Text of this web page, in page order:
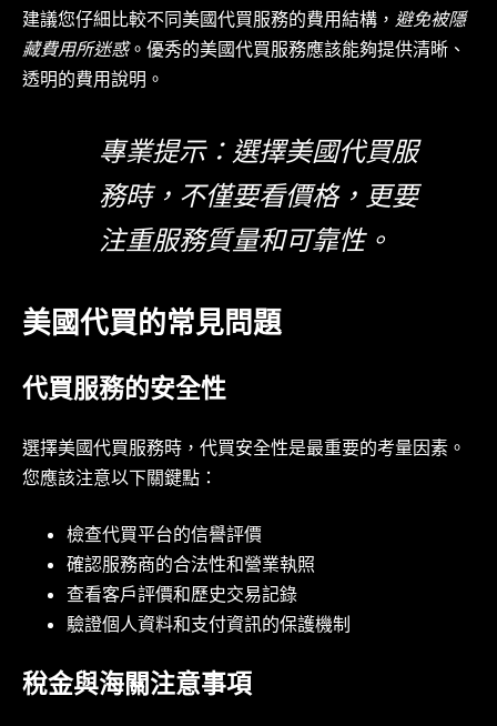
建議您仔細比較不同美國代買服務的費用結構， 避免被隱
藏費用所迷惑。優秀的美國代買服務應該能夠提供清晰、
透明的費用說明。
專業提示：選擇美國代買服
務時，不僅要看價格，更要
注重服務質量和可靠性。
美國代買的常見問題
代買服務的安全性
選擇美國代買服務時，代買安全性是最重要的考量因素。
您應該注意以下關鍵點：
檢查代買平台的信譽評價
確認服務商的合法性和營業執照
查看客戶評價和歷史交易記錄
驗證個人資料和支付資訊的保護機制
稅金與海關注意事項